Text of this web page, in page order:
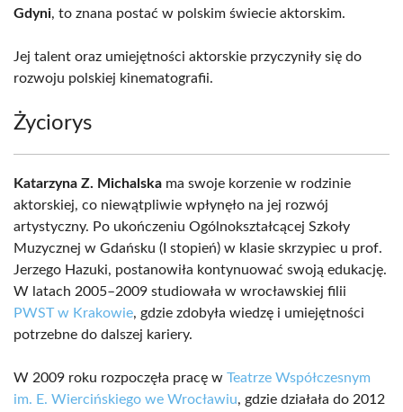
Gdyni, to znana postać w polskim świecie aktorskim.
Jej talent oraz umiejętności aktorskie przyczyniły się do
rozwoju polskiej kinematografii.
Życiorys
Katarzyna Z. Michalska ma swoje korzenie w rodzinie
aktorskiej, co niewątpliwie wpłynęło na jej rozwój
artystyczny. Po ukończeniu Ogólnokształcącej Szkoły
Muzycznej w Gdańsku (I stopień) w klasie skrzypiec u prof.
Jerzego Hazuki, postanowiła kontynuować swoją edukację.
W latach 2005–2009 studiowała w wrocławskiej filii
PWST w Krakowie, gdzie zdobyła wiedzę i umiejętności
potrzebne do dalszej kariery.
W 2009 roku rozpoczęła pracę w Teatrze Współczesnym
im. E. Wiercińskiego we Wrocławiu, gdzie działała do 2012